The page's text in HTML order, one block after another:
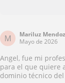
M
Mariluz
Mayo de 2026
Angel, fue mi
para el que quiere
dominio técnico